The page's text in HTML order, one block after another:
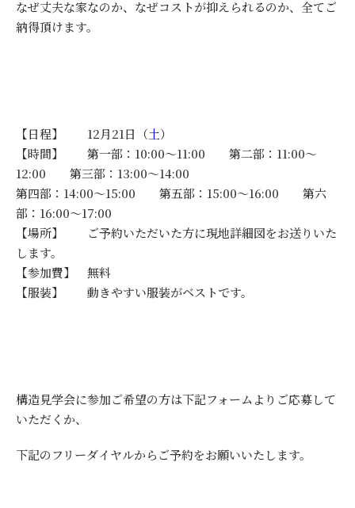
なぜ丈夫な家なのか、なぜコストが抑えられるのか、全てご
納得頂けます。
【日程】 12月21日（土）
【時間】 第一部：10:00～11:00 第二部：11:00～
12:00 第三部：13:00～14:00
第四部：14:00～15:00 第五部：15:00～16:00 第六
部：16:00～17:00
【場所】 ご予約いただいた方に現地詳細図をお送りいた
します。
【参加費】 無料
【服装】 動きやすい服装がベストです。
構造見学会に参加ご希望の方は下記フォームよりご応募して
いただくか、
下記のフリーダイヤルからご予約をお願いいたします。